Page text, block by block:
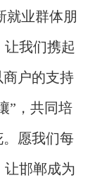
就业群体朋
我们携起
商户的支持
”，共同培
。愿我们每
让邯郸成为